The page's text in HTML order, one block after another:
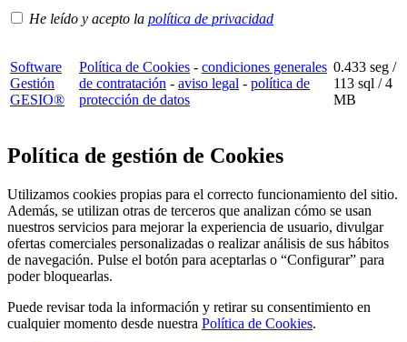
He leído y acepto la política de privacidad
Software
Gestión
GESIO®
Política de Cookies - condiciones generales
de contratación - aviso legal - política de
protección de datos
0.433 seg /
113 sql / 4
MB
Política de gestión de Cookies
Utilizamos cookies propias para el correcto funcionamiento del sitio.
Además, se utilizan otras de terceros que analizan cómo se usan
nuestros servicios para mejorar la experiencia de usuario, divulgar
ofertas comerciales personalizadas o realizar análisis de sus hábitos
de navegación. Pulse el botón para aceptarlas o “Configurar” para
poder bloquearlas.
Puede revisar toda la información y retirar su consentimiento en
cualquier momento desde nuestra Política de Cookies.